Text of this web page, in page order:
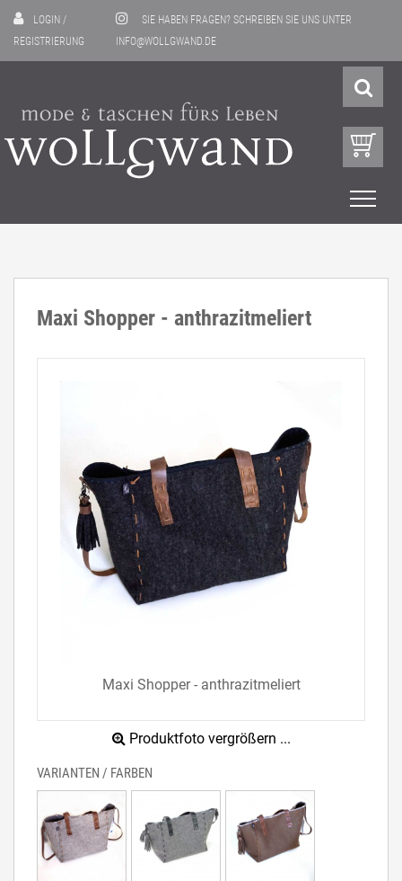
SIE HABEN FRAGEN? SCHREIBEN SIE UNS UNTER
INFO@WOLLGWAND.DE
LOGIN /
REGISTRIERUNG
Maxi Shopper - anthrazitmeliert
Maxi Shopper - anthrazitmeliert
Produktfoto vergrößern ...
VARIANTEN / FARBEN